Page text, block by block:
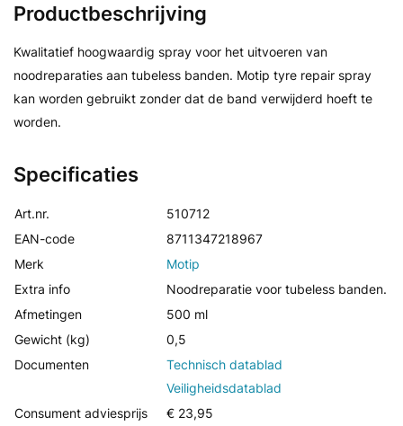
Specificaties
Art.nr.
510712
EAN-code
8711347218967
Merk
Motip
Extra info
Noodreparatie voor tubeless banden.
Afmetingen
500 ml
Gewicht (kg)
0,5
Documenten
Technisch datablad
Veiligheidsdatablad
Consument adviesprijs
€ 23,95
Productbeschrijving
Kwalitatief hoogwaardig spray voor het uitvoeren van
noodreparaties aan tubeless banden. Motip tyre repair spray
kan worden gebruikt zonder dat de band verwijderd hoeft te
worden.